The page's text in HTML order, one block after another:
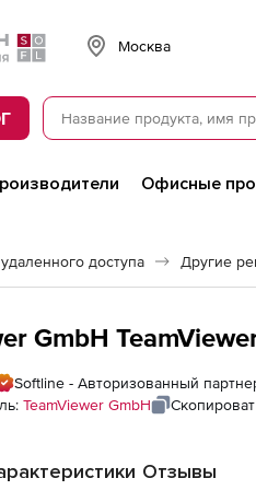
Москва
Офисные
доступа Другие
GmbH
Softline - Авторизованный
TeamViewer GmbH
Отзывы